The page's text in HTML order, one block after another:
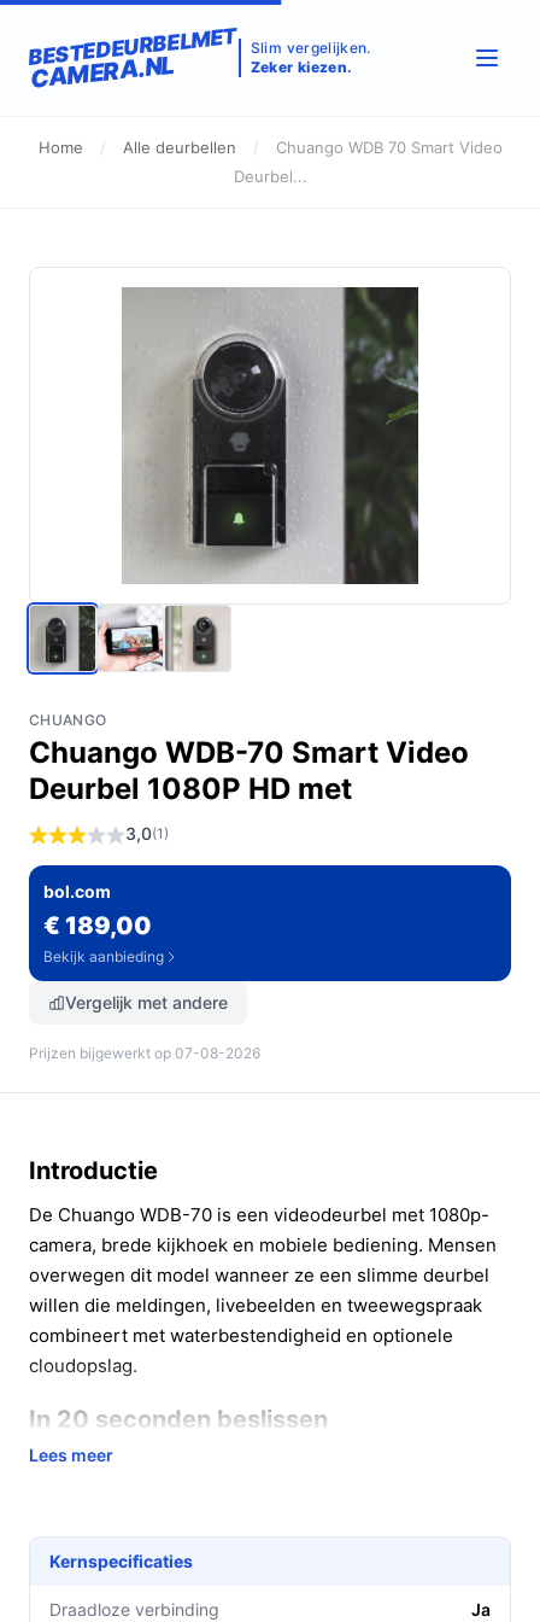
BESTEDEURBELMET
CAMERA.NL
Slim vergelijken.
Zeker kiezen.
Home / Alle deurbellen /
Chuango WDB 70 Smart Video
Deurbel...
CHUANGO
Chuango WDB-70 Smart Video
Deurbel 1080P HD met
3,0(1)
bol.com
€ 189,00
Bekijk aanbieding
Vergelijk met andere
Prijzen bijgewerkt op 07-08-2026
Introductie
De Chuango WDB-70 is een videodeurbel met 1080p-
camera, brede kijkhoek en mobiele bediening. Mensen
overwegen dit model wanneer ze een slimme deurbel
willen die meldingen, livebeelden en tweewegspraak
combineert met waterbestendigheid en optionele
cloudopslag.
In 20 seconden beslissen
Kopen als:
Niet kopen als:
worden geen accu's meegeleverd).
Lees meer
Kernspecificaties
Draadloze verbinding Ja